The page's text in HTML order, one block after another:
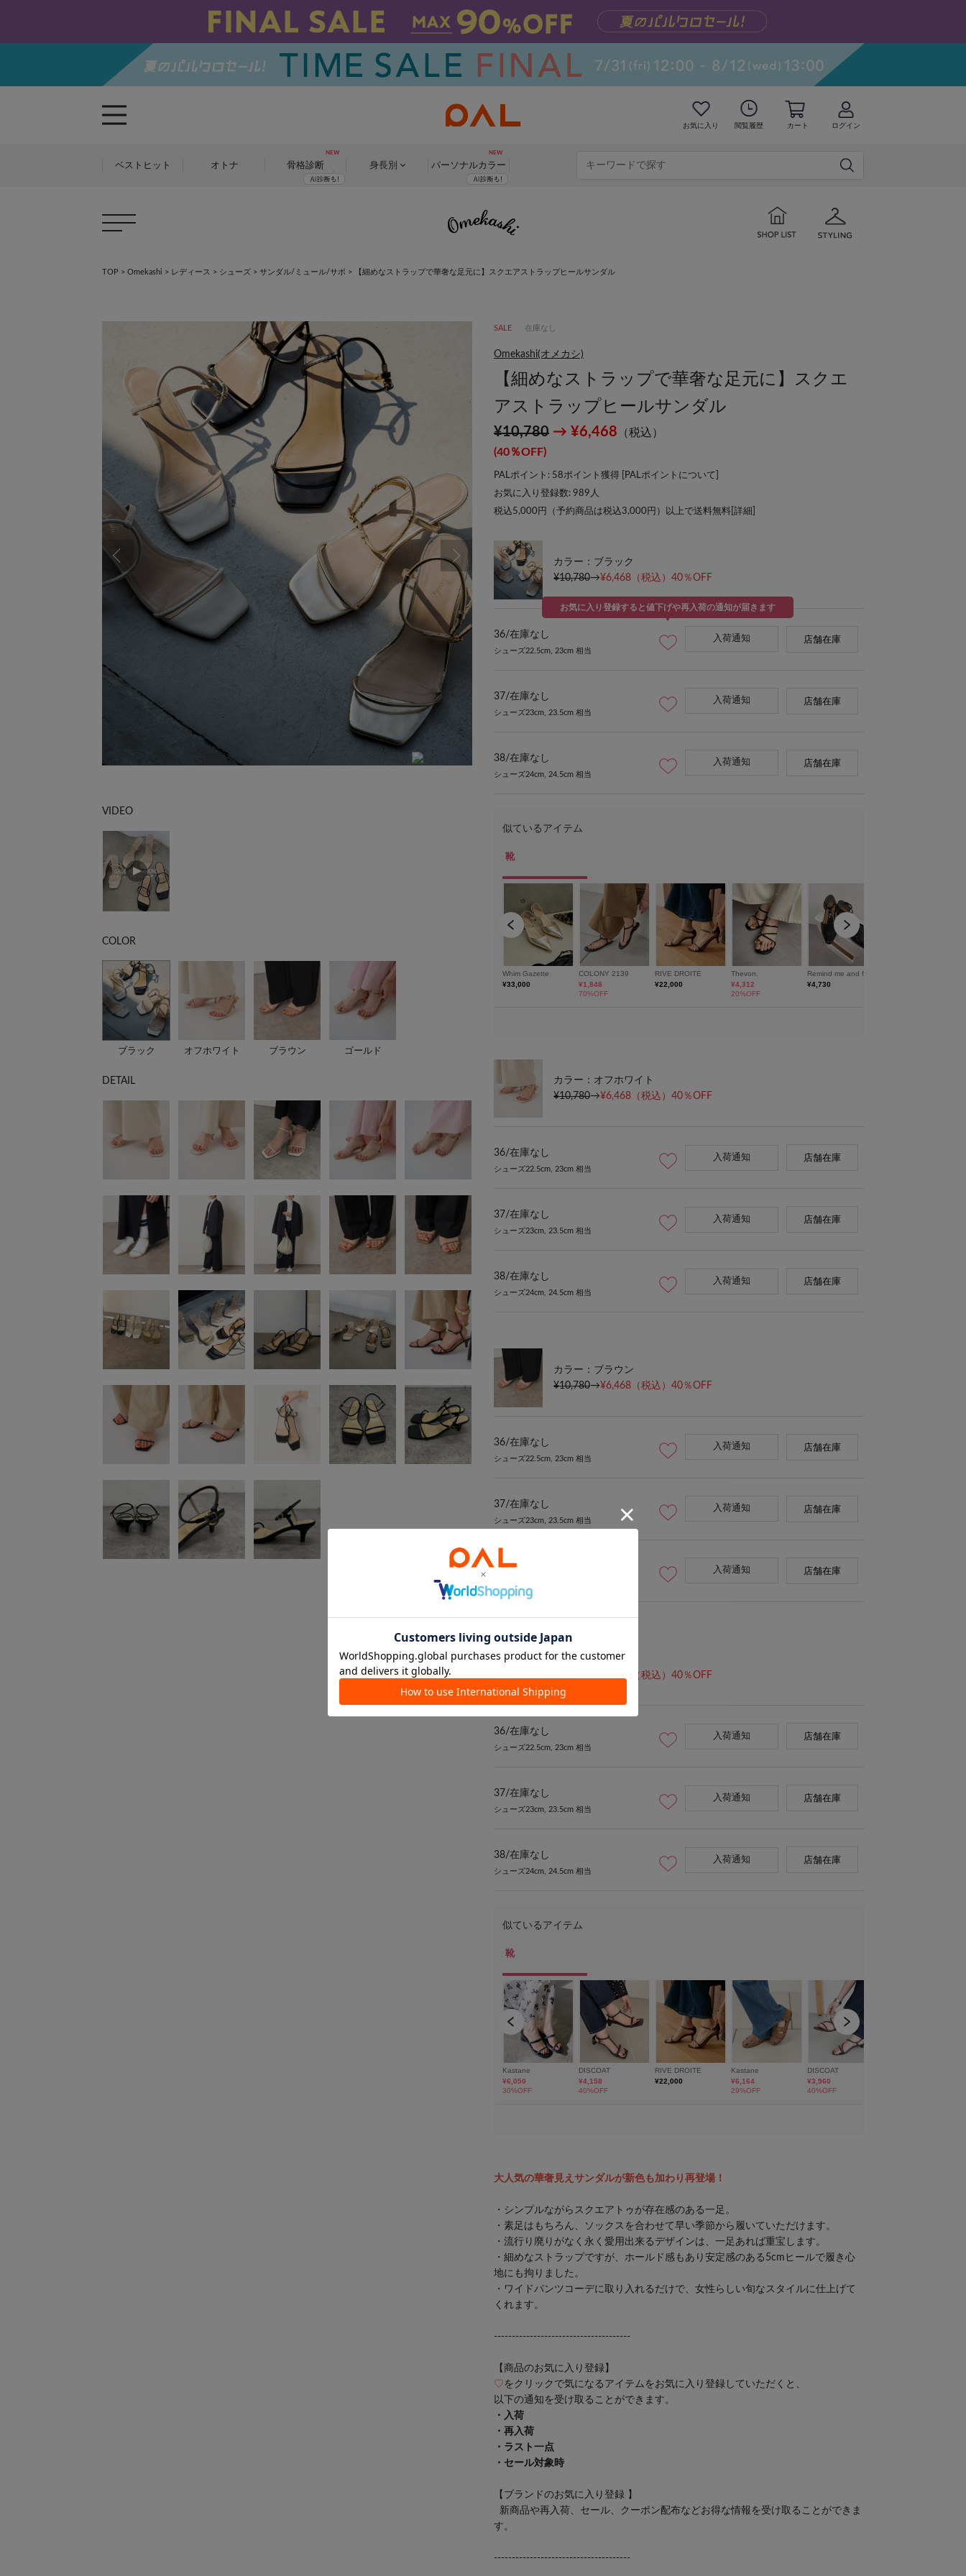
お気に入り 閲覧履歴 カート ログイン
ベストヒット オトナ 骨格診断 身長別 パーソナルカラー
TOP > Omekashi > レディース > シューズ > サンダル/ミュール/サボ > 【細めなストラップで華奢な足元に】スクエアストラップヒールサンダル
VIDEO
COLOR
ブラック オフホワイト ブラウン ゴールド
DETAIL
SALE 在庫なし
Omekashi(オメカシ)
【細めなストラップで華奢な足元に】スクエ
アストラップヒールサンダル
¥10,780 → ¥6,468 （税込）
(40％OFF)
PALポイント: 58ポイント獲得 [ PALポイントについて
お気に入り登録数: 989 人
税込5,000円（予約商品は税込3,000円）以上で送料無料[ 詳細
カラー：ブラック
¥10,780→¥6,468 （税込）40％OFF
36/在庫なし
シューズ22.5cm, 23cm 相当
お気に入り登録すると値下げや再入荷の通知が届きます
入荷通知 店舗在庫
37/在庫なし
シューズ23cm, 23.5cm 相当
入荷通知 店舗在庫
38/在庫なし
シューズ24cm, 24.5cm 相当
入荷通知 店舗在庫
カラー：オフホワイト
¥10,780→¥6,468 （税込）40％OFF
36/在庫なし
シューズ22.5cm, 23cm 相当
入荷通知 店舗在庫
37/在庫なし
シューズ23cm, 23.5cm 相当
入荷通知 店舗在庫
38/在庫なし
シューズ24cm, 24.5cm 相当
入荷通知 店舗在庫
カラー：ブラウン
¥10,780→¥6,468 （税込）40％OFF
36/在庫なし
シューズ22.5cm, 23cm 相当
入荷通知 店舗在庫
37/在庫なし
シューズ23cm, 23.5cm 相当
入荷通知 店舗在庫
38/在庫なし 入荷通知 店舗在庫
カラー：ゴールド
（税込）40％OFF
36/在庫なし
シューズ22.5cm, 23cm 相当
入荷通知 店舗在庫
37/在庫なし
シューズ23cm, 23.5cm 相当
入荷通知 店舗在庫
38/在庫なし
シューズ24cm, 24.5cm 相当
入荷通知 店舗在庫
大人気の華奢見えサンダルが新色も加わり再登場！
・シンプルながらスクエアトゥが存在感のある一足。
・素足はもちろん、ソックスを合わせて早い季節から履いていただけます。
・流行り廃りがなく永く愛用出来るデザインは、一足あれば重宝します。
・細めなストラップですが、ホールド感もあり安定感のある5cmヒールで履き心
地にも拘りました。
・ワイドパンツコーデに取り入れるだけで、女性らしい旬なスタイルに仕上げて
くれます。
--------------------------------------
【商品のお気に入り登録】
♡ をクリックで気になるアイテムをお気に入り登録していただくと、
以下の通知を受け取ることができます。
・入荷
・再入荷
・ラスト一点
・セール対象時
【ブランドのお気に入り登録 】
新商品や再入荷、セール、クーポン配布などお得な情報を受け取ることができま
す。
--------------------------------------